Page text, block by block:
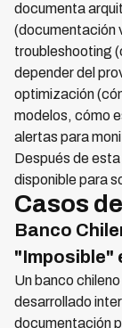
documenta
(documentación
troubleshooting
depender del
optimización
modelos, cómo
alertas para
Después de
disponible para
Casos
Banco
"Imposible"
Un banco
desarrollado
documentación